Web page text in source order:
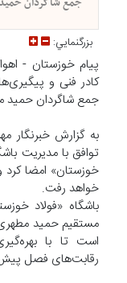
بزرگنمايي:
پیام خوزستان -
کادر فنی و
جمع شاگردان
به گزارش خبرنگار
توافق با مدیریت
خوزستان» امضا
خواهد رفت.
باشگاه «فولاد
مستقیم حمید مطهری
است تا با
رقابت‌های فصل پیش